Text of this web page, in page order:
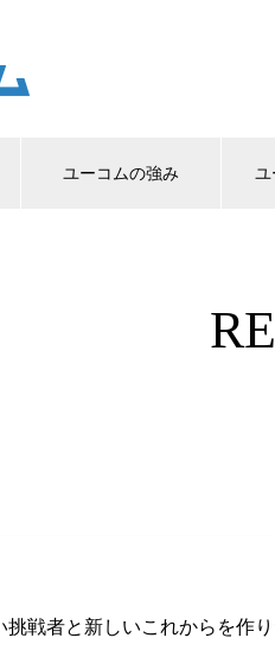
ユーコムの強み
挑戦者と新しいこれからを作